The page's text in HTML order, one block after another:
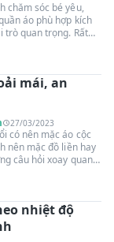
chăm sóc bé yêu,
áo phù hợp kích
trò quan trọng. Rất
tìm hiểu cách lựa
hợp với bé và một
khi mua sắm để
mái và tự tin.
mái, an
27/03/2023
có nên mặc áo cộc
nên mặc đồ liền hay
câu hỏi xoay quanh
đây.nhiệt độ